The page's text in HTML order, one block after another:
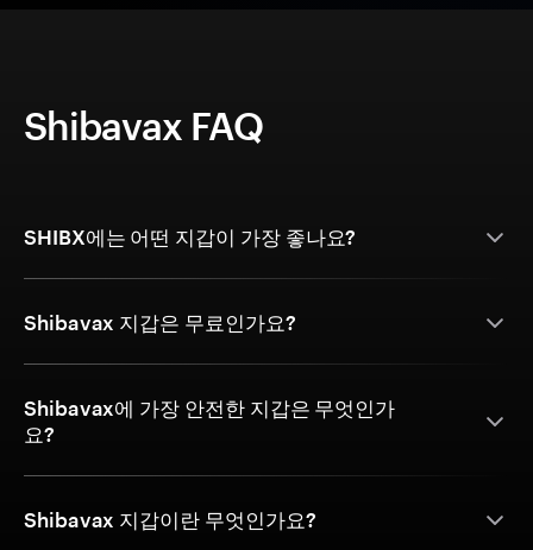
Shibavax FAQ
SHIBX에는 어떤 지갑이 가장 좋나요?
Shibavax 지갑은 무료인가요?
Shibavax에 가장 안전한 지갑은 무엇인가
요?
Shibavax 지갑이란 무엇인가요?